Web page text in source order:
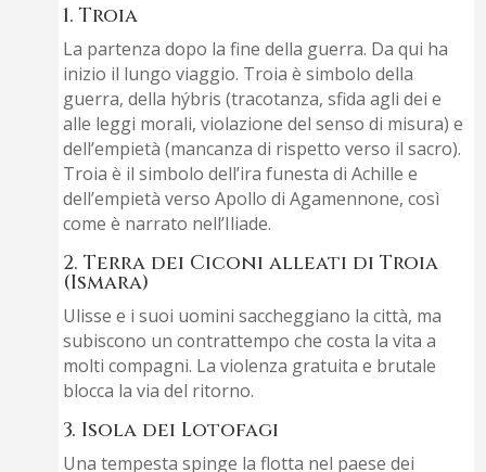
1. Troia
La partenza dopo la fine della guerra. Da qui ha
inizio il lungo viaggio. Troia è simbolo della
guerra, della hýbris (tracotanza, sfida agli dei e
alle leggi morali, violazione del senso di misura) e
dell’empietà (mancanza di rispetto verso il sacro).
Troia è il simbolo dell’ira funesta di Achille e
dell’empietà verso Apollo di Agamennone, così
come è narrato nell’Iliade.
2. Terra dei Ciconi alleati di Troia
(Ismara)
Ulisse e i suoi uomini saccheggiano la città, ma
subiscono un contrattempo che costa la vita a
molti compagni. La violenza gratuita e brutale
blocca la via del ritorno.
3. Isola dei Lotofagi
Una tempesta spinge la flotta nel paese dei